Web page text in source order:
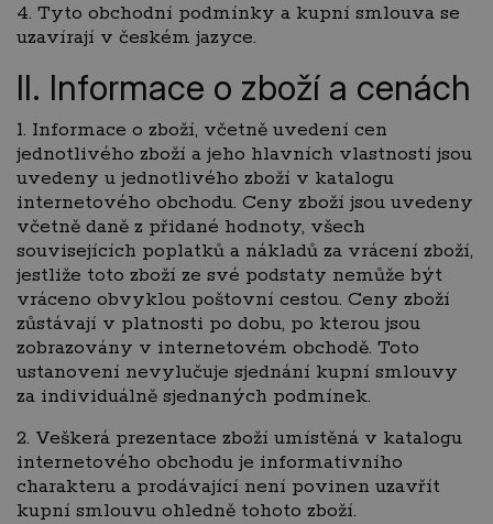
4. Tyto obchodní podmínky a kupní smlouva se
uzavírají v českém jazyce.
II. Informace o zboží a cenách
1. Informace o zboží, včetně uvedení cen
jednotlivého zboží a jeho hlavních vlastností jsou
uvedeny u jednotlivého zboží v katalogu
internetového obchodu. Ceny zboží jsou uvedeny
včetně daně z přidané hodnoty, všech
souvisejících poplatků a nákladů za vrácení zboží,
jestliže toto zboží ze své podstaty nemůže být
vráceno obvyklou poštovní cestou. Ceny zboží
zůstávají v platnosti po dobu, po kterou jsou
zobrazovány v internetovém obchodě. Toto
ustanovení nevylučuje sjednání kupní smlouvy
za individuálně sjednaných podmínek.
2. Veškerá prezentace zboží umístěná v katalogu
internetového obchodu je informativního
charakteru a prodávající není povinen uzavřít
kupní smlouvu ohledně tohoto zboží.